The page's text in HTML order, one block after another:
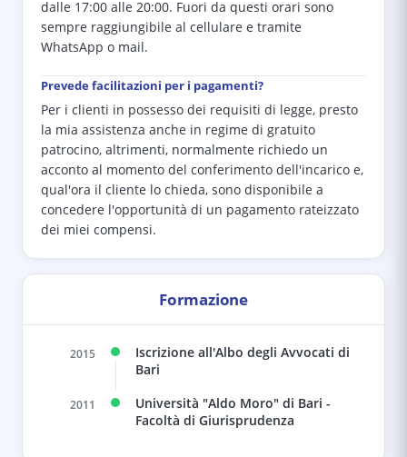
dalle 17:00 alle 20:00. Fuori da questi orari sono
sempre raggiungibile al cellulare e tramite
WhatsApp o mail.
Prevede facilitazioni per i pagamenti?
Per i clienti in possesso dei requisiti di legge, presto
la mia assistenza anche in regime di gratuito
patrocino, altrimenti, normalmente richiedo un
acconto al momento del conferimento dell'incarico e,
qual'ora il cliente lo chieda, sono disponibile a
concedere l'opportunità di un pagamento rateizzato
dei miei compensi.
Formazione
2015
Iscrizione all'Albo degli Avvocati di
Bari
2011
Università "Aldo Moro" di Bari -
Facoltà di Giurisprudenza